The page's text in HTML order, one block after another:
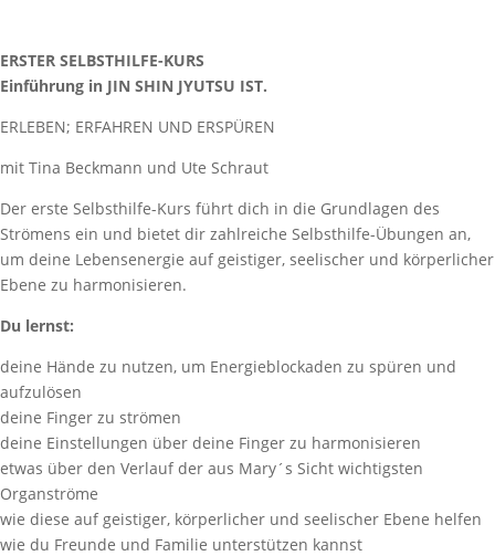
ERSTER SELBSTHILFE-KURS
Einführung in JIN SHIN JYUTSU IST.
ERLEBEN; ERFAHREN UND ERSPÜREN
mit Tina Beckmann und Ute Schraut
Der erste Selbsthilfe-Kurs führt dich in die Grundlagen des
Strömens ein und bietet dir zahlreiche Selbsthilfe-Übungen an,
um deine Lebensenergie auf geistiger, seelischer und körperlicher
Ebene zu harmonisieren.
Du lernst:
deine Hände zu nutzen, um Energieblockaden zu spüren und
aufzulösen
deine Finger zu strömen
deine Einstellungen über deine Finger zu harmonisieren
etwas über den Verlauf der aus Mary´s Sicht wichtigsten
Organströme
wie diese auf geistiger, körperlicher und seelischer Ebene helfen
wie du Freunde und Familie unterstützen kannst